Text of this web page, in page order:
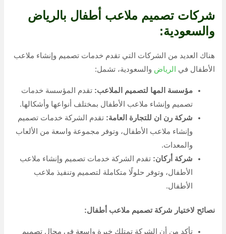
البحث
أحدث المقالات
تنسيق الحدائق والجنائن والبساتين بالسعودية / 0507030605
افضل شركة بيع أشجار الزينة وقص وتنسيق الاشجار بالسعودية
Services Of Landscaping And Artificial Grass Company In Riyadh
/ 0507030605
افضل شركة لصيانة وتصميم شبكات الري الحديثة والري بالتنقيط /
شركة نوافير منزلية صغيرة ونوافير منزلية داخلية / اتصل الآن
0535087519
أرجو أن يكون هذا الرد مفيدًا لك. إذا كان لديك أي أسئلة أخرى، فلا
تتردد في طرحها.